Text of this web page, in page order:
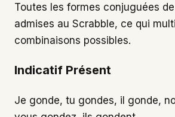
Toutes les formes conjuguées de
admises au Scrabble, ce qui
combinaisons possibles.
Indicatif Présent
Je gonde, tu gondes, il gonde,